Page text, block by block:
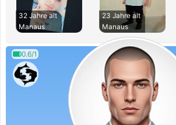
32 Jahre alt
Manaus
23 Jahre alt
Manaus
0.6/1